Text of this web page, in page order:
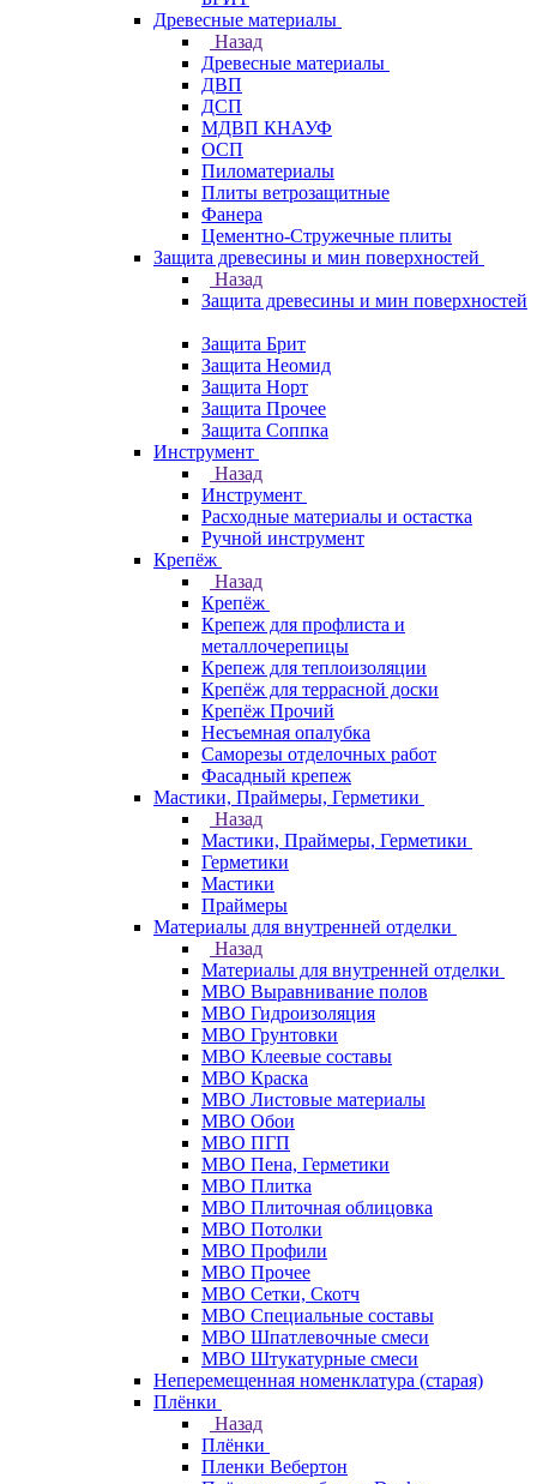
Древесные материалы
Назад
Древесные материалы
ДВП
ДСП
МДВП КНАУФ
ОСП
Пиломатериалы
Плиты ветрозащитные
Фанера
Цементно-Стружечные плиты
Защита древесины и мин поверхностей
Назад
Защита древесины и мин поверхностей
Защита Брит
Защита Неомид
Защита Норт
Защита Прочее
Защита Соппка
Инструмент
Назад
Инструмент
Расходные материалы и остастка
Ручной инструмент
Крепёж
Назад
Крепёж
Крепеж для профлиста и
металлочерепицы
Крепеж для теплоизоляции
Крепёж для террасной доски
Крепёж Прочий
Несъемная опалубка
Саморезы отделочных работ
Фасадный крепеж
Мастики, Праймеры, Герметики
Назад
Мастики, Праймеры, Герметики
Герметики
Мастики
Праймеры
Материалы для внутренней отделки
Назад
Материалы для внутренней отделки
МВО Выравнивание полов
МВО Гидроизоляция
МВО Грунтовки
МВО Клеевые составы
МВО Краска
МВО Листовые материалы
МВО Обои
МВО ПГП
МВО Пена, Герметики
МВО Плитка
МВО Плиточная облицовка
МВО Потолки
МВО Профили
МВО Прочее
МВО Сетки, Скотч
МВО Специальные составы
МВО Шпатлевочные смеси
МВО Штукатурные смеси
Неперемещенная номенклатура (старая)
Плёнки
Назад
Плёнки
Пленки Вебертон